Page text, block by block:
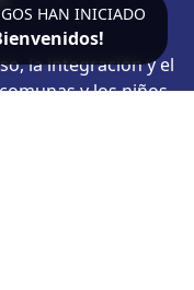
la integración y el
y los niños,
HAN INICIADO